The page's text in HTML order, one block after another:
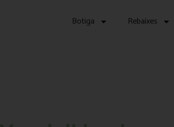
Botiga Rebaixes